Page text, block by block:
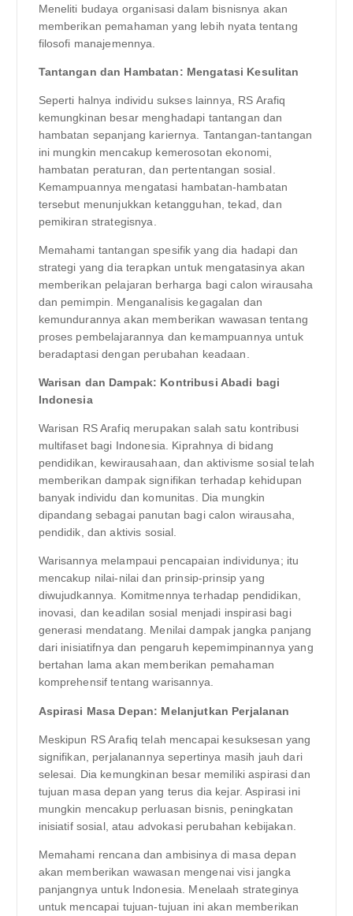
Meneliti budaya organisasi dalam bisnisnya akan
memberikan pemahaman yang lebih nyata tentang
filosofi manajemennya.
Tantangan dan Hambatan: Mengatasi Kesulitan
Seperti halnya individu sukses lainnya, RS Arafiq
kemungkinan besar menghadapi tantangan dan
hambatan sepanjang kariernya. Tantangan-tantangan
ini mungkin mencakup kemerosotan ekonomi,
hambatan peraturan, dan pertentangan sosial.
Kemampuannya mengatasi hambatan-hambatan
tersebut menunjukkan ketangguhan, tekad, dan
pemikiran strategisnya.
Memahami tantangan spesifik yang dia hadapi dan
strategi yang dia terapkan untuk mengatasinya akan
memberikan pelajaran berharga bagi calon wirausaha
dan pemimpin. Menganalisis kegagalan dan
kemundurannya akan memberikan wawasan tentang
proses pembelajarannya dan kemampuannya untuk
beradaptasi dengan perubahan keadaan.
Warisan dan Dampak: Kontribusi Abadi bagi
Indonesia
Warisan RS Arafiq merupakan salah satu kontribusi
multifaset bagi Indonesia. Kiprahnya di bidang
pendidikan, kewirausahaan, dan aktivisme sosial telah
memberikan dampak signifikan terhadap kehidupan
banyak individu dan komunitas. Dia mungkin
dipandang sebagai panutan bagi calon wirausaha,
pendidik, dan aktivis sosial.
Warisannya melampaui pencapaian individunya; itu
mencakup nilai-nilai dan prinsip-prinsip yang
diwujudkannya. Komitmennya terhadap pendidikan,
inovasi, dan keadilan sosial menjadi inspirasi bagi
generasi mendatang. Menilai dampak jangka panjang
dari inisiatifnya dan pengaruh kepemimpinannya yang
bertahan lama akan memberikan pemahaman
komprehensif tentang warisannya.
Aspirasi Masa Depan: Melanjutkan Perjalanan
Meskipun RS Arafiq telah mencapai kesuksesan yang
signifikan, perjalanannya sepertinya masih jauh dari
selesai. Dia kemungkinan besar memiliki aspirasi dan
tujuan masa depan yang terus dia kejar. Aspirasi ini
mungkin mencakup perluasan bisnis, peningkatan
inisiatif sosial, atau advokasi perubahan kebijakan.
Memahami rencana dan ambisinya di masa depan
akan memberikan wawasan mengenai visi jangka
panjangnya untuk Indonesia. Menelaah strateginya
untuk mencapai tujuan-tujuan ini akan memberikan